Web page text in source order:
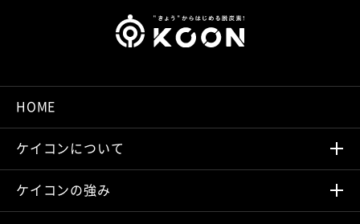
HOME
ケイコンについて
ケイコンの強み